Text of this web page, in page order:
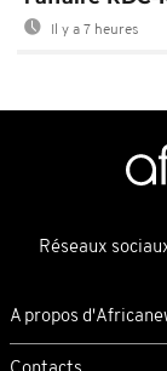
Il y a 7 heures
Réseaux
A propos